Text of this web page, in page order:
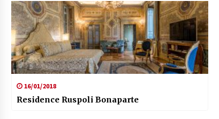
16/01/2018
Residence Ruspoli Bonaparte